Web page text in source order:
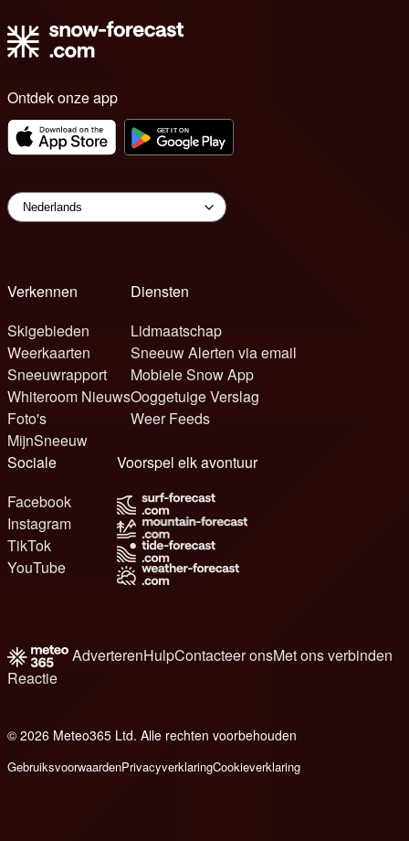
Ontdek onze app
Verkennen
Skigebieden
Weerkaarten
Sneeuwrapport
Whiteroom Nieuws
Foto's
MijnSneeuw
Diensten
Lidmaatschap
Sneeuw Alerten via email
Mobiele Snow App
Ooggetuige Verslag
Weer Feeds
Sociale
Facebook
Instagram
TikTok
YouTube
Voorspel elk avontuur
AdverterenHulpContacteer onsMet ons verbinden
Reactie
© 2026 Meteo365 Ltd. Alle rechten voorbehouden
GebruiksvoorwaardenPrivacyverklaringCookieverklaring